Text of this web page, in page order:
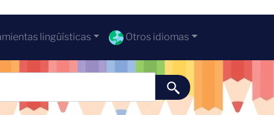
lingüísticas Otros idiomas